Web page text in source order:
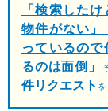
「検索した
物件がない」
っているので
るのは面倒」
件リクエスト